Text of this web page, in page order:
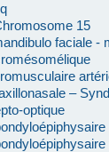
15
faciale -
–
optique